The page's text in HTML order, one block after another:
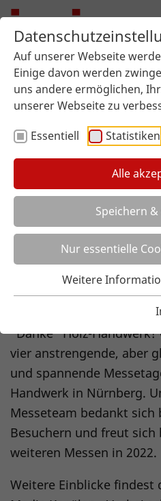
Auf unserer Webseite
Einige davon werden
uns andere ermöglichen,
unserer Webseite zu
Essentiell
Statistiken
Alle
Speichern
Nur essentielle
Weitere
Sie sind hier: imi surface design
MESSERÜCKBLICK HOLZ-
MESSERÜCKBLICK
Treffpunkt Messe -
Endlich wieder Messe
"Danke" Holz-Handwerk!
vier anstrengende, aber
und spannende
Handwerk in Nürnberg.
Messeteam bedankt
Besuchern und freut sich
weiteren Messen in 2022.
Weitere Einblicke findest